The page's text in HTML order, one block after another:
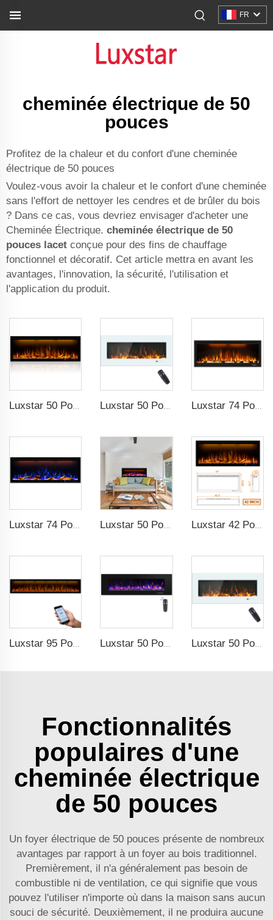
FR
cheminée électrique de 50
pouces
Profitez de la chaleur et du confort d'une cheminée
électrique de 50 pouces
Voulez-vous avoir la chaleur et le confort d'une cheminée
sans l'effort de nettoyer les cendres et de brûler du bois
? Dans ce cas, vous devriez envisager d'acheter une
Cheminée Électrique. cheminée électrique de 50
pouces lacet conçue pour des fins de chauffage
fonctionnel et décoratif. Cet article mettra en avant les
avantages, l'innovation, la sécurité, l'utilisation et
l'application du produit.
Luxstar 50 Pouces Cheminées Décoratives avec Télécommande LCD Intelligente Luxstar 50 Pouces Écran Large Blanc Chauffage Électrique Domestic avec Technologie LED Luxstar 74 Pouces Haute Qualité Effet de Fumée 3D Cheminée Intérieure
Luxstar 42 Pouces Cheminée Électrique Intelligente avec Chauffage Encastrable Murale avec Contrôle par Application et Télécommande
Luxstar 95 Pouces Cheminée Artificielle Intelligente Protection Contre le Surchauffe Chauffage Électrique de Cheminée Luxstar 50 Pouces Haute Qualité Électrique Cheminée Murale Chauffage Pas Pour Encastré Bûches Cristal Décoratif Cheminée Luxstar 50 Pouces Chauffage de Cheminée Électrique Blanche Murale Non destinée à être encastrée, avec Contrôle Tactile à distance pour Chauffage domestique
Fonctionnalités
populaires d'une
cheminée électrique
de 50 pouces
Un foyer électrique de 50 pouces présente de nombreux
avantages par rapport à un foyer au bois traditionnel.
Premièrement, il n'a généralement pas besoin de
combustible ni de ventilation, ce qui signifie que vous
pouvez l'utiliser n'importe où dans la maison sans aucun
souci de sécurité. Deuxièmement, il ne produira aucune